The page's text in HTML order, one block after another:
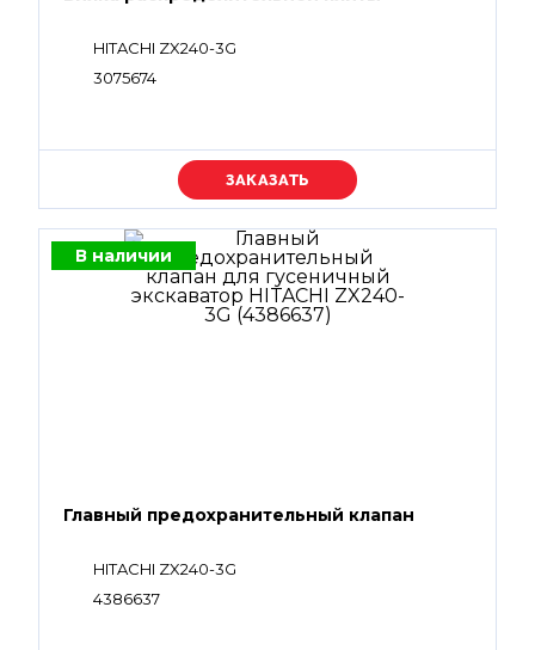
HITACHI ZX240-3G
3075674
Уточняйте цену
В наличии
Главный предохранительный клапан
HITACHI ZX240-3G
4386637